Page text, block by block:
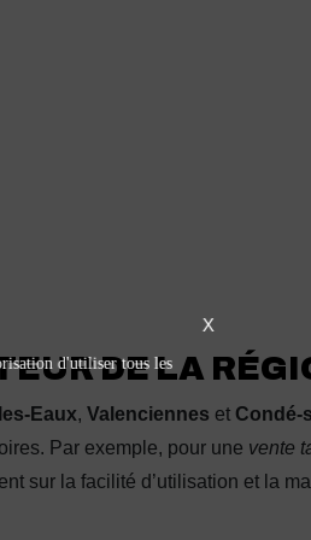
DE LA
Eaux, Valenciennes et Condé-
Par exemple, pour une vente
sur la facilité d’utilisation et la
X
d'utiliser tous les